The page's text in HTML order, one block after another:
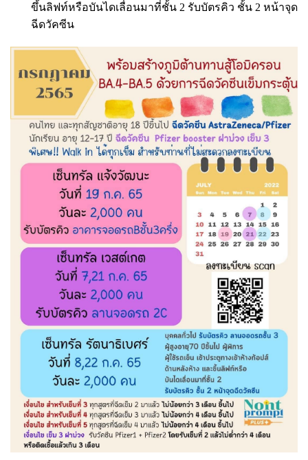
ขึ้นลิฟท์หรือบันไดเลื่อนมาที่ชั้น 2 รับบัตรคิว ชั้น 2 หน้าจุด
ฉีดวัคซีน